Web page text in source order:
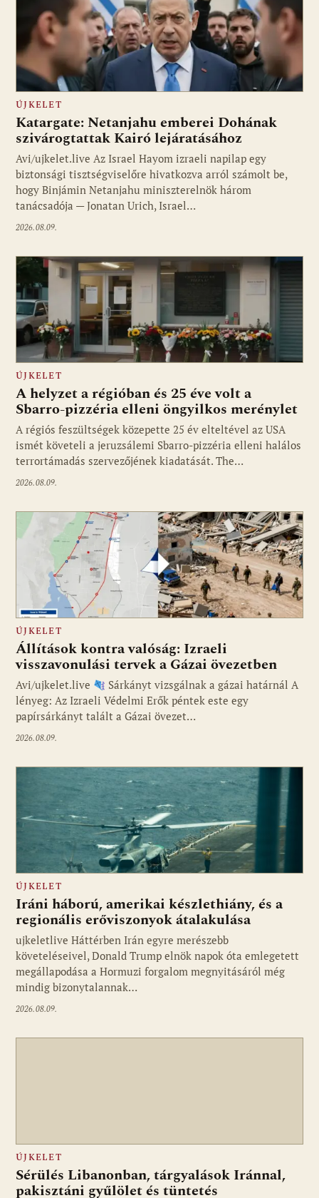
ÚJKELET
Katargate: Netanjahu emberei Dohának
szivárogtattak Kairó lejáratásához
Avi/ujkelet.live Az Israel Hayom izraeli napilap egy
biztonsági tisztségviselőre hivatkozva arról számolt be,
hogy Binjámin Netanjahu miniszterelnök három
tanácsadója — Jonatan Urich, Israel…
2026.08.09.
ÚJKELET
A helyzet a régióban és 25 éve volt a
Sbarro-pizzéria elleni öngyilkos merénylet
A régiós feszültségek közepette 25 év elteltével az USA
ismét követeli a jeruzsálemi Sbarro-pizzéria elleni halálos
terrortámadás szervezőjének kiadatását. The…
2026.08.09.
ÚJKELET
Állítások kontra valóság: Izraeli
visszavonulási tervek a Gázai övezetben
Avi/ujkelet.live
Sárkányt vizsgálnak a gázai határnál A
lényeg: Az Izraeli Védelmi Erők péntek este egy
papírsárkányt talált a Gázai övezet…
2026.08.09.
Fotó: ujkelet.live
ÚJKELET
Iráni háború, amerikai készlethiány, és a
regionális erőviszonyok átalakulása
ujkeletlive Háttérben Irán egyre merészebb
követeléseivel, Donald Trump elnök napok óta emlegetett
megállapodása a Hormuzi forgalom megnyitásáról még
mindig bizonytalannak…
2026.08.09.
ÚJKELET
Sérülés Libanonban, tárgyalások Iránnal,
pakisztáni gyűlölet és tüntetés